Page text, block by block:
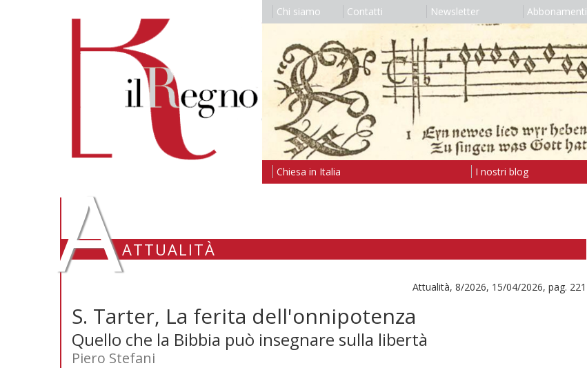
Chi siamo Contatti Newsletter Abbonamenti
Chiesa in Italia I nostri blog
AATTUALITÀ
Attualità, 8/2026, 15/04/2026, pag. 221
S. Tarter, La ferita dell'onnipotenza
Quello che la Bibbia può insegnare sulla libertà
Piero Stefani